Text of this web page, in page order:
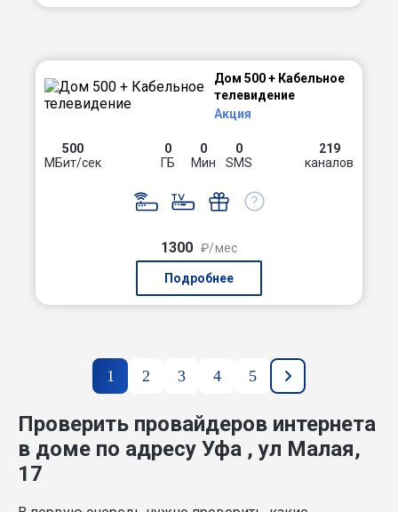
Дом 500 + Кабельное
телевидение
Акция
500
МБит/сек
0
ГБ
0
Мин
0
SMS
219
каналов
1300 ₽/мес
Подробнее
1 2 3 4 5
Проверить провайдеров интернета
в доме по адресу Уфа , ул Малая,
17